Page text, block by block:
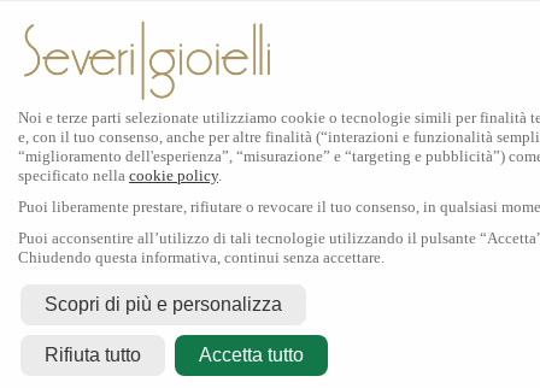
Rolex
Rolex Certified Pre-Owned
Tudor
La collezioneTudor shop
Scopri Rolex
Orologi Rolex
Nuovi modelli 2026
Accessori Rolex
L'arte dell'orologeria
Manutenzione
Oyster Story
Contattaci
Noi e terze parti selezionate utilizziamo cookie o tecnologie simili per finalità
e, con il tuo consenso, anche per altre finalità (“interazioni e funzionalità
“miglioramento dell'esperienza”, “misurazione” e “targeting e pubblicità”)
specificato nella cookie policy.
Puoi liberamente prestare, rifiutare o revocare il tuo consenso, in qualsiasi
Puoi acconsentire all’utilizzo di tali tecnologie utilizzando il pulsante
Chiudendo questa informativa, continui senza accettare.
Scopri di più e personalizza
Rifiuta tutto Accetta tutto